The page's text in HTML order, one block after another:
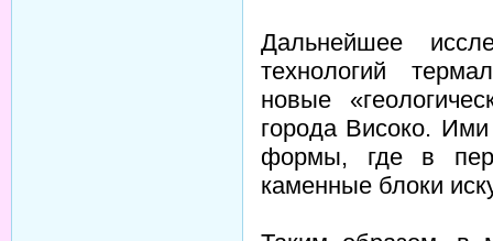
Дальнейшее
технологий
новые
города Високо.
формы, где в
каменные блоки